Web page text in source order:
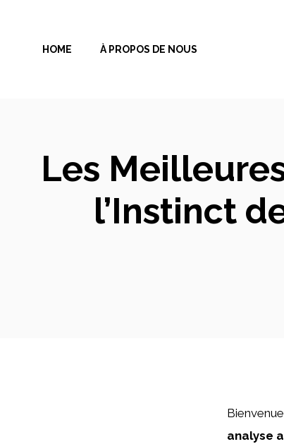
contenuHOME À PROPOS DE NOUS
Les
l’Instinct
analyse